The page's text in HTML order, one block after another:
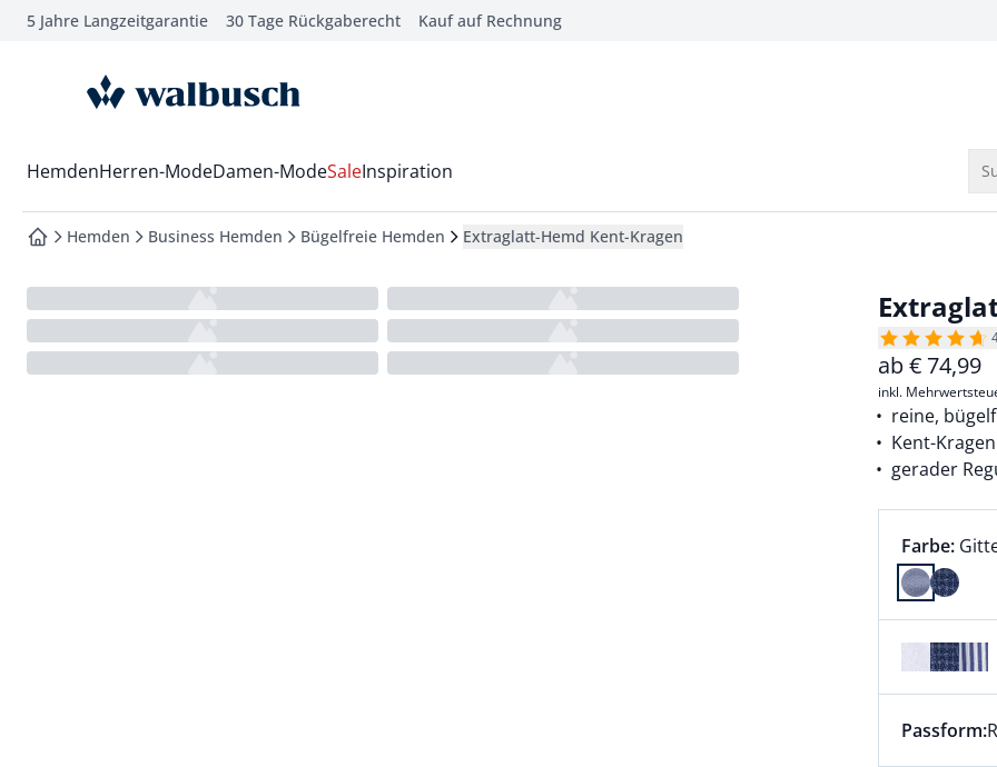
springen
springen
springen
5 Jahre Langzeitgarantie 30 Tage Rückgaberecht Kauf auf Rechnung
zur Startseite
Wechsel in das Menü mit Pfeil-Runter Taste
HemdenHerren-ModeDamen-ModeSaleInspiration
zur Startseite
Hemden Business Hemden Bügelfreie Hemden Extraglatt-Hemd Kent-Kragen
ab€ 74,99
inkl.
reine,
Kent-Kragen
gerader
Farbe:
Farbe
Dieser
Passform: